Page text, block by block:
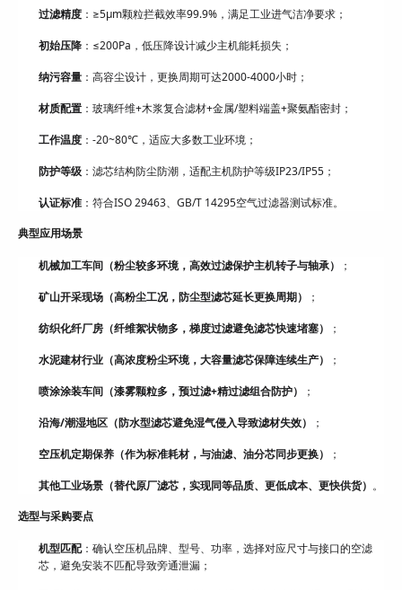
过滤精度：≥5μm颗粒拦截效率99.9%，满足工业进气洁净要求；
初始压降：≤200Pa，低压降设计减少主机能耗损失；
纳污容量：高容尘设计，更换周期可达2000-4000小时；
材质配置：玻璃纤维+木浆复合滤材+金属/塑料端盖+聚氨酯密封；
工作温度：-20~80℃，适应大多数工业环境；
防护等级：滤芯结构防尘防潮，适配主机防护等级IP23/IP55；
认证标准：符合ISO 29463、GB/T 14295空气过滤器测试标准。
典型应用场景
机械加工车间（粉尘较多环境，高效过滤保护主机转子与轴承） ；
矿山开采现场（高粉尘工况，防尘型滤芯延长更换周期） ；
纺织化纤厂房（纤维絮状物多，梯度过滤避免滤芯快速堵塞） ；
水泥建材行业（高浓度粉尘环境，大容量滤芯保障连续生产） ；
喷涂涂装车间（漆雾颗粒多，预过滤+精过滤组合防护） ；
沿海/潮湿地区（防水型滤芯避免湿气侵入导致滤材失效） ；
空压机定期保养（作为标准耗材，与油滤、油分芯同步更换） ；
其他工业场景（替代原厂滤芯，实现同等品质、更低成本、更快供货） 。
选型与采购要点
机型匹配：确认空压机品牌、型号、功率，选择对应尺寸与接口的空滤
芯，避免安装不匹配导致旁通泄漏；